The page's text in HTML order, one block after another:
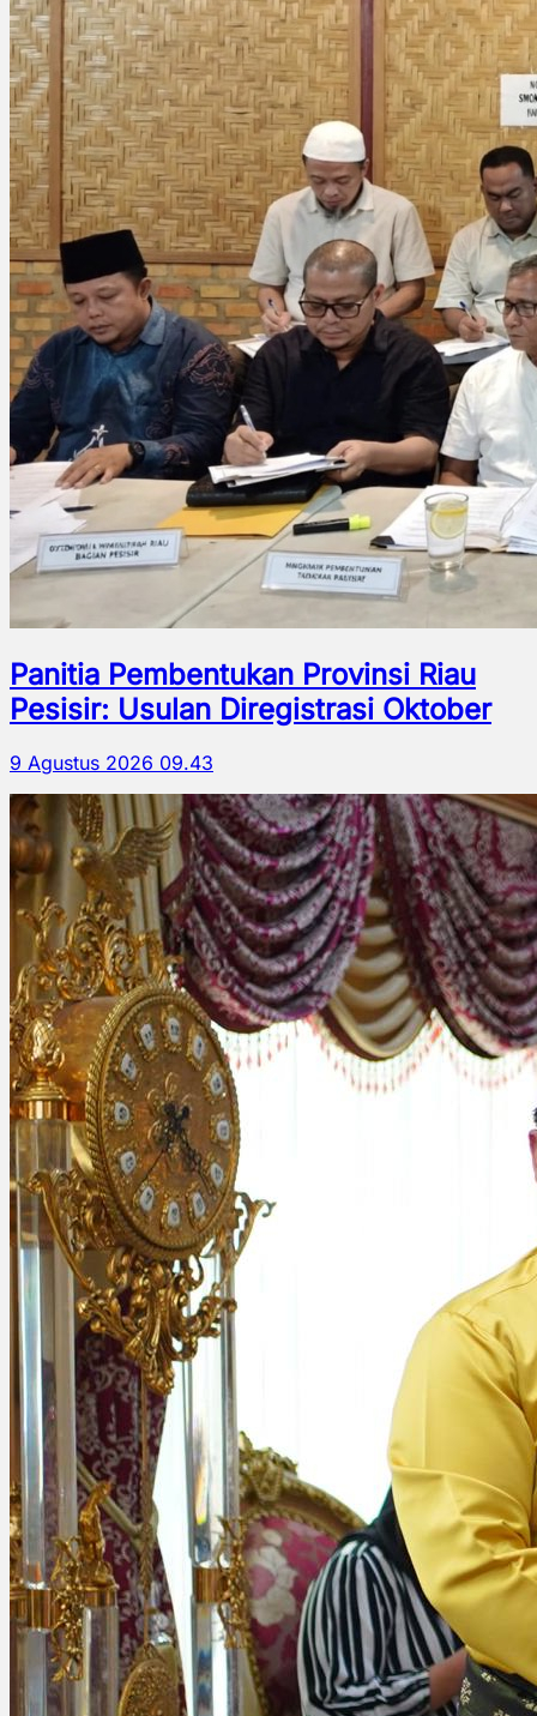
Panitia Pembentukan Provinsi Riau
Pesisir: Usulan Diregistrasi Oktober
9 Agustus 2026 09.43